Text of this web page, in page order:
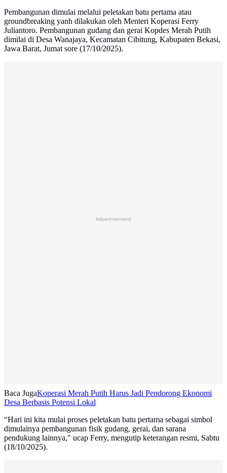
Pembangunan dimulai melalui peletakan batu pertama atau
groundbreaking yanh dilakukan oleh Menteri Koperasi Ferry
Juliantoro. Pembangunan gudang dan gerai Kopdes Merah Putih
dimilai di Desa Wanajaya, Kecamatan Cibitung, Kabupaten Bekasi,
Jawa Barat, Jumat sore (17/10/2025).
Advertisement
Baca JugaKoperasi Merah Putih Harus Jadi Pendorong Ekonomi
Desa Berbasis Potensi Lokal
“Hari ini kita mulai proses peletakan batu pertama sebagai simbol
dimulainya pembangunan fisik gudang, gerai, dan sarana
pendukung lainnya," ucap Ferry, mengutip keterangan resmi, Sabtu
(18/10/2025).